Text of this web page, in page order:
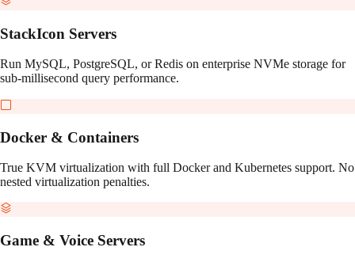
StackIcon Servers
Run MySQL, PostgreSQL, or Redis on enterprise NVMe storage for
sub-millisecond query performance.
Docker & Containers
True KVM virtualization with full Docker and Kubernetes support. No
nested virtualization penalties.
Game & Voice Servers